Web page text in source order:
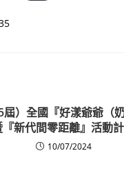
屆）全國『好漾爺爺（
新代間零距離』活動計
10/07/2024